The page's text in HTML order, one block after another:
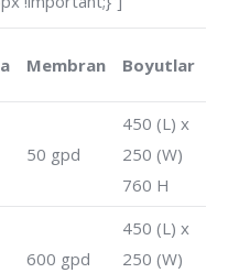
Membran Boyutlar
50 gpd
450 (L) x
250 (W)
760 H
600 gpd
450 (L) x
250 (W)